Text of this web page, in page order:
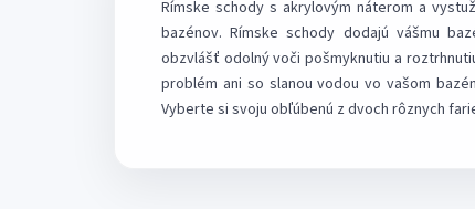
Rímske schody s akrylovým náterom a
bazénov. Rímske schody dodajú vášmu
obzvlášť odolný voči pošmyknutiu a
problém ani so slanou vodou vo vašom
Vyberte si svoju obľúbenú z dvoch rôznych